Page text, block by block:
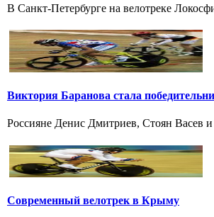
В Санкт-Петербурге на велотреке
Виктория Баранова стала
Россияне Денис Дмитриев, Стоян Васев
Современный велотрек в Крыму